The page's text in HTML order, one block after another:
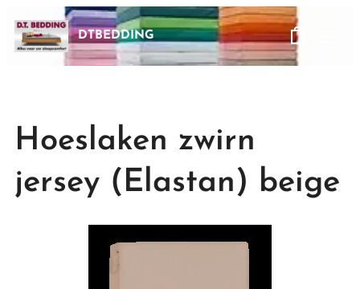
DTBEDDING
Hoeslaken zwirn
jersey (Elastan) beige